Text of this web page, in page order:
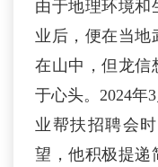
由于地理环境和
业后，便在当地
在山中，但龙信
于心头。2024年
业帮扶招聘会
望，他积极提递